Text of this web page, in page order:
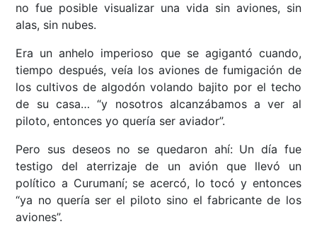
no fue posible visualizar una vida sin aviones, sin
alas, sin nubes.
Era un anhelo imperioso que se agigantó cuando,
tiempo después, veía los aviones de fumigación de
los cultivos de algodón volando bajito por el techo
de su casa… “y nosotros alcanzábamos a ver al
piloto, entonces yo quería ser aviador”.
Pero sus deseos no se quedaron ahí: Un día fue
testigo del aterrizaje de un avión que llevó un
político a Curumaní; se acercó, lo tocó y entonces
“ya no quería ser el piloto sino el fabricante de los
aviones”.